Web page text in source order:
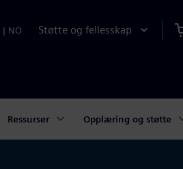
| NO Støtte og fellesskap
Ressurser Opplæring og støtte